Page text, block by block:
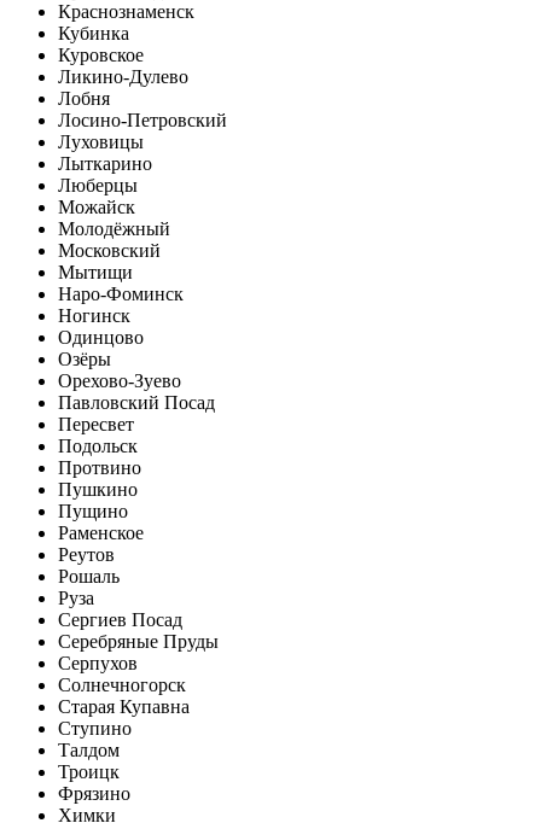
Краснознаменск
Кубинка
Куровское
Ликино-Дулево
Лобня
Лосино-Петровский
Луховицы
Лыткарино
Люберцы
Можайск
Молодёжный
Московский
Мытищи
Наро-Фоминск
Ногинск
Одинцово
Озёры
Орехово-Зуево
Павловский Посад
Пересвет
Подольск
Протвино
Пушкино
Пущино
Раменское
Реутов
Рошаль
Руза
Сергиев Посад
Серебряные Пруды
Серпухов
Солнечногорск
Старая Купавна
Ступино
Талдом
Троицк
Фрязино
Химки